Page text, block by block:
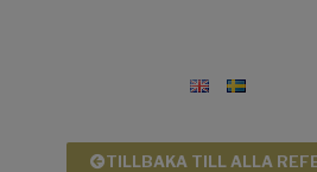
TILLBAKA TILL ALLA